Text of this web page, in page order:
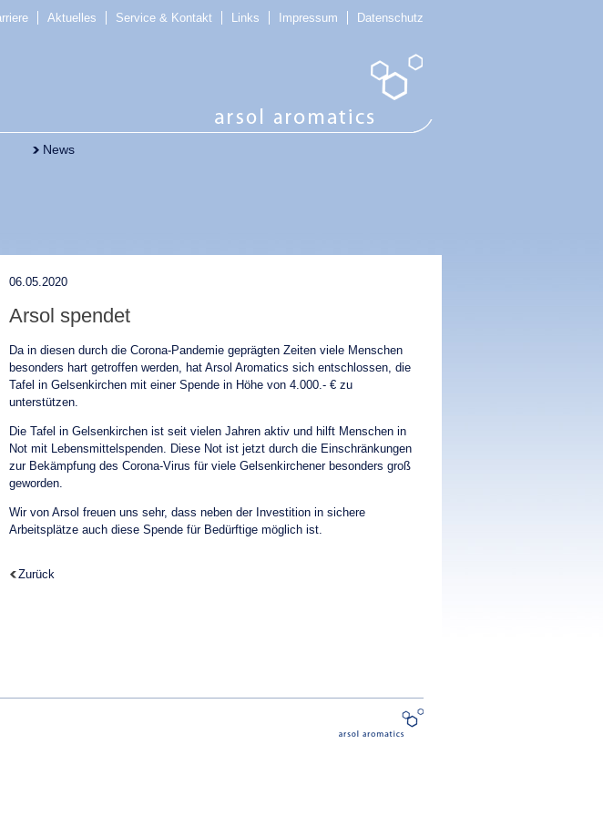
Aktuelles Service & Kontakt Links Impressum Datenschutz
News
06.05.2020
Arsol spendet
Da in diesen durch die Corona-Pandemie geprägten Zeiten viele Menschen
besonders hart getroffen werden, hat Arsol Aromatics sich entschlossen, die
Tafel in Gelsenkirchen mit einer Spende in Höhe von 4.000.- € zu
unterstützen.
Die Tafel in Gelsenkirchen ist seit vielen Jahren aktiv und hilft Menschen in
Not mit Lebensmittelspenden. Diese Not ist jetzt durch die Einschränkungen
zur Bekämpfung des Corona-Virus für viele Gelsenkirchener besonders groß
geworden.
Wir von Arsol freuen uns sehr, dass neben der Investition in sichere
Arbeitsplätze auch diese Spende für Bedürftige möglich ist.
Zurück